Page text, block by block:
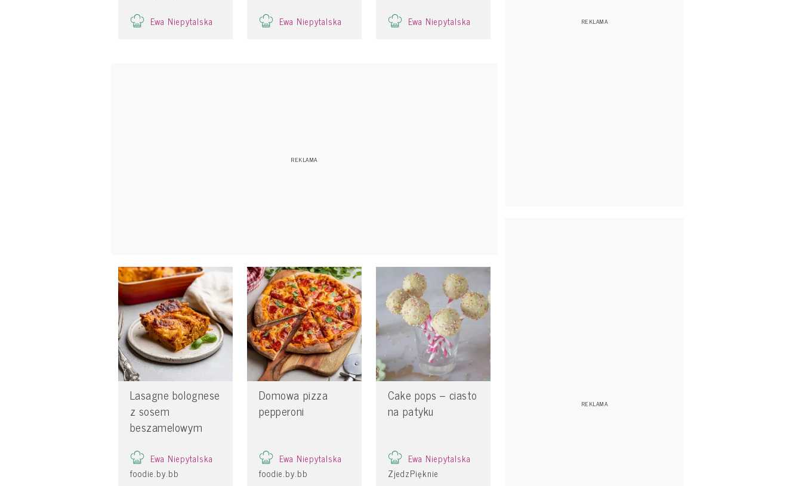
Ewa Niepytalska Ewa Niepytalska Ewa Niepytalska
Lasagne bolognese
z sosem
beszamelowym
Ewa Niepytalska
foodie.by.bb
Domowa pizza
pepperoni
Ewa Niepytalska
foodie.by.bb
Cake pops – ciasto
na patyku
Ewa Niepytalska
ZjedzPięknie